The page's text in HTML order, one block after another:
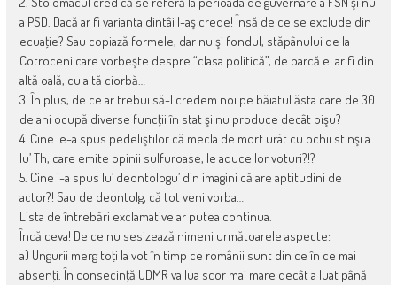
a PSD. Dacă ar fi varianta dintâi l-aş crede! Însă de ce se exclude din
ecuaţie? Sau copiază formele, dar nu şi fondul, stăpânului de la
Cotroceni care vorbeşte despre “clasa politică”, de parcă el ar fi din
altă oală, cu altă ciorbă…
3. În plus, de ce ar trebui să-l credem noi pe băiatul ăsta care de 30
de ani ocupă diverse funcţii în stat şi nu produce decât pişu?
4. Cine le-a spus pedeliştilor că mecla de mort urât cu ochii stinşi a
lu’ Th, care emite opinii sulfuroase, le aduce lor voturi?!?
5. Cine i-a spus lu’ deontologu’ din imagini că are aptitudini de
actor?! Sau de deontolg, că tot veni vorba…
Lista de întrebări exclamative ar putea continua.
Încă ceva! De ce nu sesizează nimeni următoarele aspecte:
a) Ungurii merg toţi la vot în timp ce românii sunt din ce în ce mai
absenţi. În consecinţă UDMR va lua scor mai mare decât a luat până